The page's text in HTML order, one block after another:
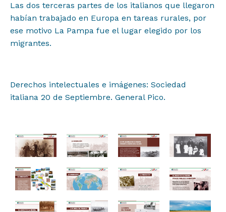
Las dos terceras partes de los italianos que llegaron
habían trabajado en Europa en tareas rurales, por
ese motivo La Pampa fue el lugar elegido por los
migrantes.
Derechos intelectuales e imágenes: Sociedad
italiana 20 de Septiembre. General Pico.
Proyectos
Institucional